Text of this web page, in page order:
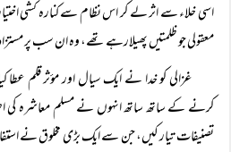
اسی خلاء سے اثر لے کر اس نظام سے کنارہ کشی
معقولی جو ظلمتیں پھیلارہے تھے، وہ ان سب پر
غزالی کو خدا نے ایک سیال اور مؤثر قلم
کرنے کے ساتھ ساتھ انہوں نے مسلم معاشرہ کی
تصنیفات تیار کیں، جن سے ایک بڑی مخلوق نے